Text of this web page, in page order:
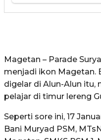
Magetan – Parade
menjadi ikon Magetan.
digelar di Alun-Alun itu,
pelajar di timur lereng
Seperti sore ini, 17
Bani Muryad PSM,